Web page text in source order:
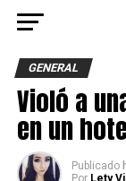
GENERAL
Violó a
en un
Publicado
Por Lety